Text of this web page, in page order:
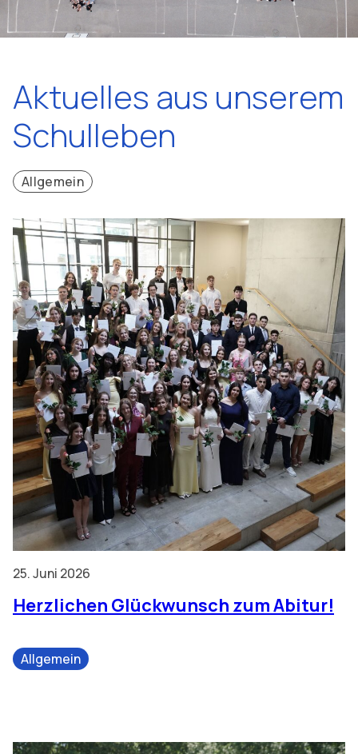
Aktuelles aus unserem
Schulleben
Allgemein
25. Juni 2026
Herzlichen Glückwunsch zum Abitur!
Allgemein